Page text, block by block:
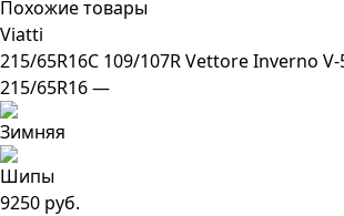
Похожие товары
Viatti
215/65R16C 109/107R Vettore Inverno
215/65R16 —
9250 руб.